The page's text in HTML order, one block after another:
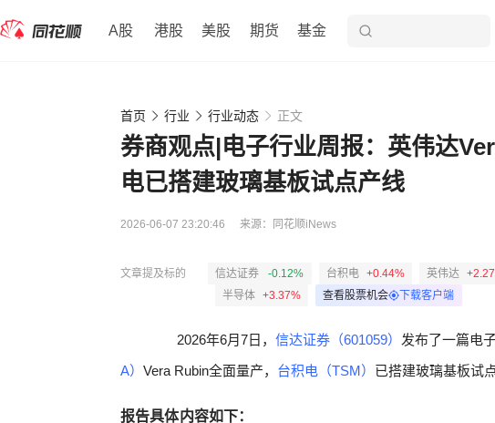
A股 港股 美股 期货 基金
首页 行业 行业动态 正文
券商观点|电子行业周报：英伟达
电已搭建玻璃基板试点产线
2026-06-07 23:20:46 来源： 同花顺iNews
文章提及标的 信达证券 -0.12% 台积电 +0.44% 英伟达
半导体 +3.37% 查看股票机会 下载客户端
2026年6月7日， 信达证券（601059） 发布了一篇电
A） Vera Rubin全面量产， 台积电（TSM） 已搭建玻璃基板试
报告具体内容如下：